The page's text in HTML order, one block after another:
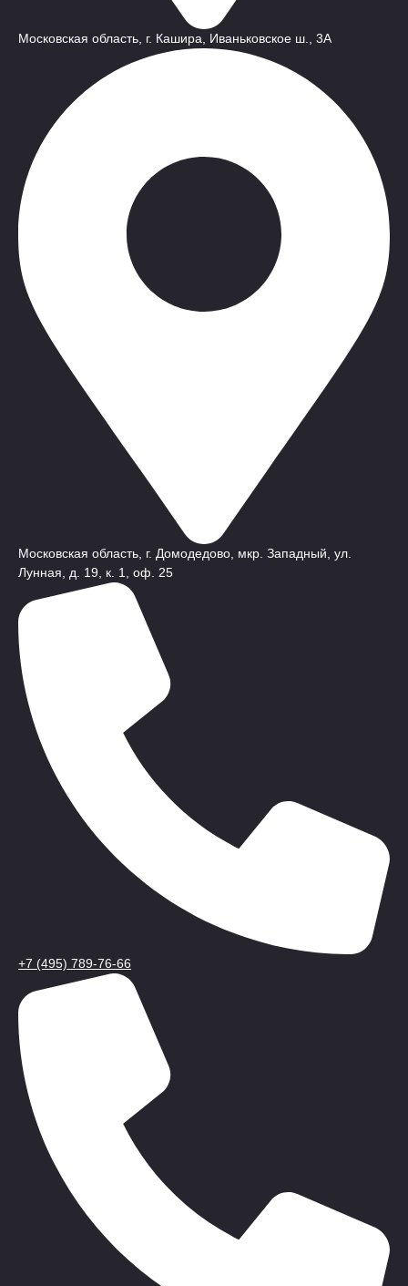
Московская область, г. Кашира, Иваньковское ш., 3A
Московская область, г. Домодедово, мкр. Западный, ул.
Лунная, д. 19, к. 1, оф. 25
+7 (495) 789-76-66